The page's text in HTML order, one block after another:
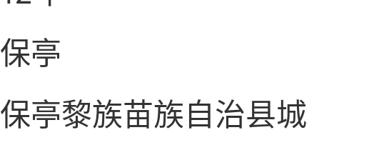
保亭
保亭黎族苗族自治县城